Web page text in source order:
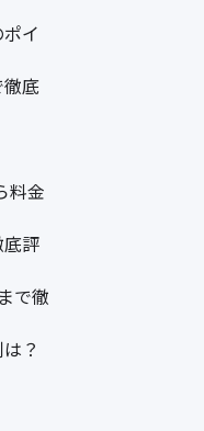
イ
底
料金
評
で徹
？